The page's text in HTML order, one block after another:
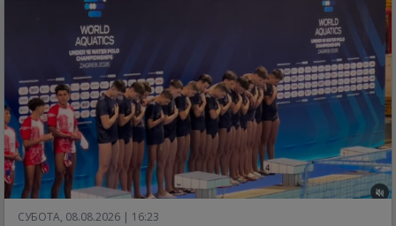
СУБОТА, 08.08.2026 | 16:23